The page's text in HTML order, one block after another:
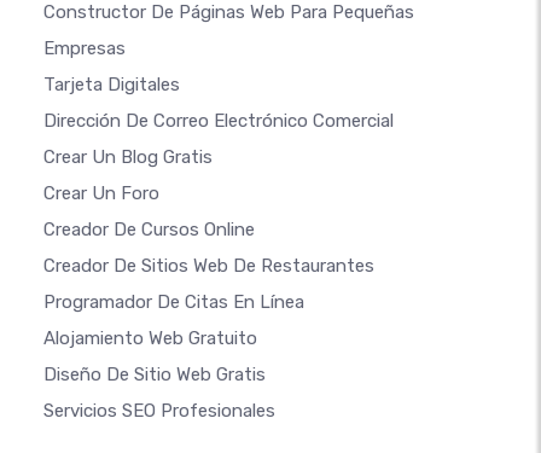
Constructor De Páginas Web Para Pequeñas
Empresas
Tarjeta Digitales
Dirección De Correo Electrónico Comercial
Crear Un Blog Gratis
Crear Un Foro
Creador De Cursos Online
Creador De Sitios Web De Restaurantes
Programador De Citas En Línea
Alojamiento Web Gratuito
Diseño De Sitio Web Gratis
Servicios SEO Profesionales